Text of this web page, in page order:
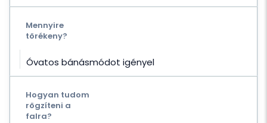
Mennyire
törékeny?
Óvatos bánásmódot igényel
Hogyan tudom
rögzíteni a
falra?